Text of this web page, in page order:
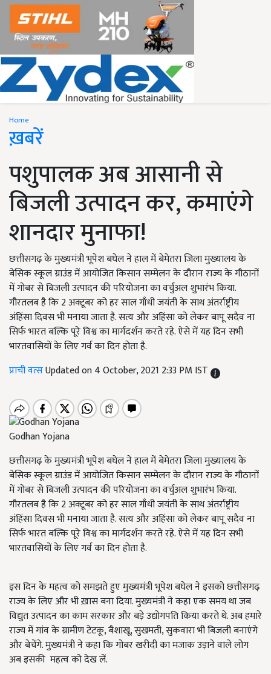
Home
ख़बरें
पशुपालक अब आसानी से
बिजली उत्पादन कर, कमाएंगे
शानदार मुनाफा!
छत्तीसगढ़ के मुख्यमंत्री भूपेश बघेल ने हाल में बेमेतरा जिला मुख्यालय के
बेसिक स्कूल ग्राउंड में आयोजित किसान सम्मेलन के दौरान राज्य के गौठानों
में गोबर से बिजली उत्पादन की परियोजना का वर्चुअल शुभारंभ किया.
गौरतलब है कि 2 अक्टूबर को हर साल गाँधी जयंती के साथ अंतर्राष्ट्रीय
अंहिंसा दिवस भी मनाया जाता है. सत्य और अहिंसा को लेकर बापू सदैव ना
सिर्फ भारत बल्कि पूरे विश्व का मार्गदर्शन करते रहे. ऐसे में यह दिन सभी
भारतवासियों के लिए गर्व का दिन होता है.
प्राची वत्सUpdated on 4 October, 2021 2:33 PM IST
Godhan Yojana
छत्तीसगढ़ के मुख्यमंत्री भूपेश बघेल ने हाल में बेमेतरा जिला मुख्यालय के
बेसिक स्कूल ग्राउंड में आयोजित किसान सम्मेलन के दौरान राज्य के गौठानों
में गोबर से बिजली उत्पादन की परियोजना का वर्चुअल शुभारंभ किया.
गौरतलब है कि 2 अक्टूबर को हर साल गाँधी जयंती के साथ अंतर्राष्ट्रीय
अंहिंसा दिवस भी मनाया जाता है. सत्य और अहिंसा को लेकर बापू सदैव ना
सिर्फ भारत बल्कि पूरे विश्व का मार्गदर्शन करते रहे. ऐसे में यह दिन सभी
भारतवासियों के लिए गर्व का दिन होता है.
इस दिन के महत्व को समझते हुए मुख्यमंत्री भूपेश बघेल ने इसको छत्तीसगढ़
राज्य के लिए और भी ख़ास बना दिया. मुख्यमंत्री ने कहा एक समय था जब
विद्युत उत्पादन का काम सरकार और बड़े उद्योगपति किया करते थे. अब हमारे
राज्य में गांव के ग्रामीण टेटकू, बैशाखू, सुखमती, सुकवारा भी बिजली बनाएंगे
और बेचेंगे. मुख्यमंत्री ने कहा कि गोबर खरीदी का मजाक उड़ाने वाले लोग
अब इसकी महत्व को देख लें.